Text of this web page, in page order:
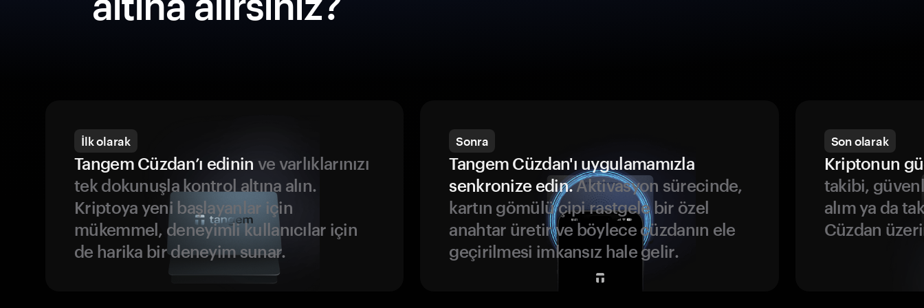
İlk olarak
Tangem Cüzdan’ı edinin ve varlıklarınızı
tek dokunuşla kontrol altına alın.
Kriptoya yeni başlayanlar için
mükemmel, deneyimli kullanıcılar için
de harika bir deneyim sunar.
Sonra
Tangem Cüzdan'ı uygulamamızla
senkronize edin.Aktivasyon sürecinde,
kartın gömülü çipi rastgele bir özel
anahtar üretir ve böylece cüzdanın ele
geçirilmesi imkansız hale gelir.
Son olarak
Kriptonun
takibi,
alım ya da
Cüzdan